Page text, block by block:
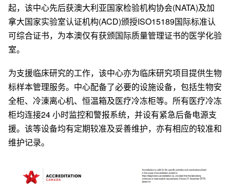
起，该中心先后获澳大利亚国家检验机构协会(NATA)及加
拿大国家实验室认证机构(ACD)颁授ISO15189国际标准认
可综合证书，为本澳仅有获颁国际质量管理证书的医学化验
室。
为支援临床研究的工作，该中心亦为临床研究项目提供生物
标样本管理服务。中心配备了必要的设施设备，包括生物安
全柜、冷涷离心机、恒温箱及医疗冷冻柜等。所有医疗冷冻
柜均连接24 小时监控和警报系统，并设有紧急后备电源支
援。该等设备均有定期较准及妥善维护，亦有相应的较准和
维护记录。